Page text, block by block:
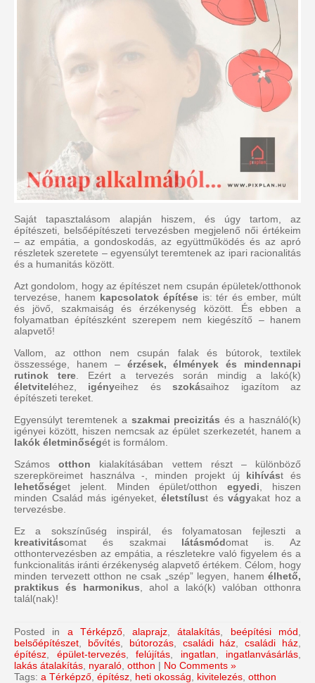
Saját tapasztalásom alapján hiszem, és úgy tartom, az
építészeti, belsőépítészeti tervezésben megjelenő női értékeim
– az empátia, a gondoskodás, az együttműködés és az apró
részletek szeretete – egyensúlyt teremtenek az ipari racionalitás
és a humanitás között.
Azt gondolom, hogy az építészet nem csupán épületek/otthonok
tervezése, hanem kapcsolatok építéseis: tér és ember, múlt
és jövő, szakmaiság és érzékenység között. És ebben a
folyamatban építészként szerepem nem kiegészítő – hanem
alapvető!
Vallom, az otthon nem csupán falak és bútorok, textilek
összessége, hanem – érzések, élmények és mindennapi
rutinok tere . Ezért a tervezés során mindig a lakó(k)
életviteléhez, igényeihez ésszokásaihoz igazítom az
építészeti tereket.
Egyensúlyt teremtenek a szakmai precizitás és a használó(k)
igényei között, hiszen nemcsak az épület szerkezetét, hanem a
lakók életminőségét is formálom.
Számosotthon kialakításában vettem részt – különböző
szerepköreimet használva -, minden projekt új kihívást és
lehetőséget jelent. Minden épület/otthonegyedi , hiszen
minden Család más igényeket, életstílust és vágyakat hoz a
tervezésbe.
Ez a sokszínűség inspirál, és folyamatosan fejleszti a
kreativitásomat és szakmai látásmódomat is. Az
otthontervezésben az empátia, a részletekre való figyelem és a
funkcionalitás iránti érzékenység alapvető értékem. Célom, hogy
minden tervezett otthon ne csak „szép” legyen, hanem élhető,
praktikus és harmonikus , ahol a lakó(k) valóban otthonra
talál(nak)!
Posted in a Térképző,alaprajz ,átalakítás beépítési mód
belsőépítészet
bővítés, bútorozás, családi ház ,családi ház
építész
épület-tervezés, felújítás ingatlan ingatlanvásárlás
lakás átalakítás nyaraló otthon | No Comments »
Tags: a Térképző építész heti okosság kivitelezés otthon